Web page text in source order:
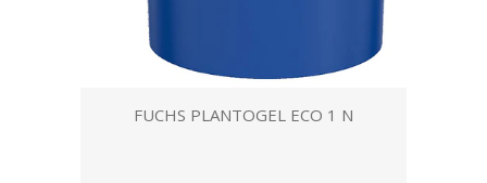
FUCHS PLANTOGEL ECO 1 N